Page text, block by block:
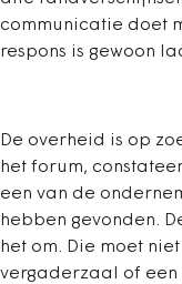
communicatie doet
respons is gewoon
De overheid is op
het forum,
een van de
hebben gevonden.
het om. Die moet
vergaderzaal of een